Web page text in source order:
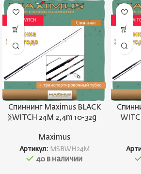
Спиннинг Maximus BLACK
WITCH 24M 2,4m 10-32g
Maximus
Артикул: MSBWH24M
40 в наличии